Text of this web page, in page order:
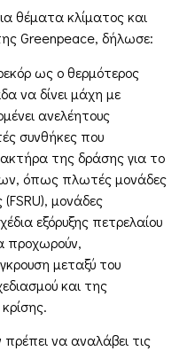
θέματα κλίματος και
Greenpeace, δήλωσε:
ως ο θερμότερος
να δίνει μάχη με
ανελέητους
συνθήκες που
της δράσης για το
όπως πλωτές μονάδες
μονάδες
εξόρυξης πετρελαίου
προχωρούν,
μεταξύ του
και της
να αναλάβει τις